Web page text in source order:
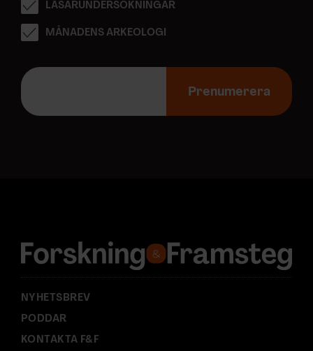
LÄSARUNDERSÖKNINGAR
MÅNADENS ARKEOLOGI
E
p
s
:
Prenumerera
NYHETSBREV
PODDAR
KONTAKTA F&F